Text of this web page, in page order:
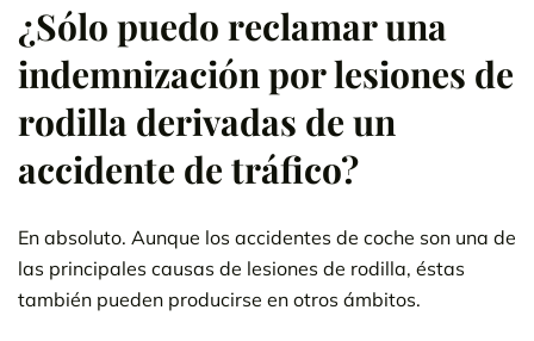
¿Sólo puedo reclamar una
indemnización por lesiones de
rodilla derivadas de un
accidente de tráfico?
En absoluto. Aunque los accidentes de coche son una de
las principales causas de lesiones de rodilla, éstas
también pueden producirse en otros ámbitos.